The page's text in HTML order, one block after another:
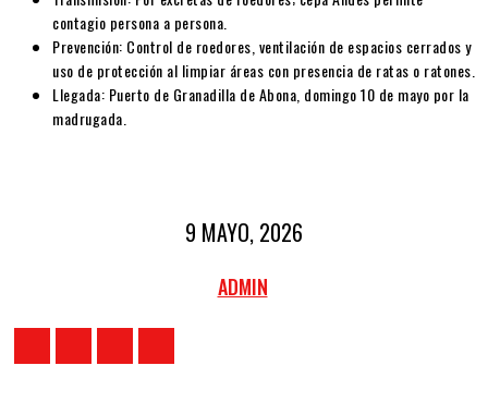
contagio persona a persona.
Prevención: Control de roedores, ventilación de espacios cerrados y
uso de protección al limpiar áreas con presencia de ratas o ratones.
Llegada: Puerto de Granadilla de Abona, domingo 10 de mayo por la
madrugada.
9 MAYO, 2026
ADMIN